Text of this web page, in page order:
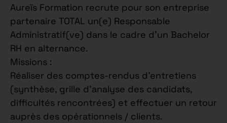
Aureïs Formation recrute pour son entreprise
partenaire TOTAL un(e) Responsable
Administratif(ve) dans le cadre d’un Bachelor
RH en alternance.
Missions :
Réaliser des comptes-rendus d’entretiens
(synthèse, grille d’analyse des candidats,
difficultés rencontrées) et effectuer un retour
auprès des opérationnels / clients.